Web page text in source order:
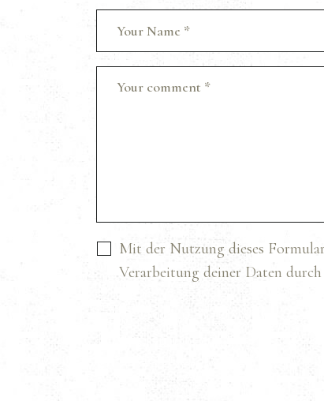
Mit der Nutzung dieses
Verarbeitung deiner Daten